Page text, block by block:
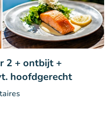
2 + ontbijt +
hoofdgerecht